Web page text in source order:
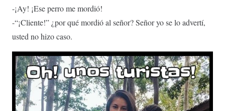
-¡Ay! ¡Ese perro me mordió!
-“¡Cliente!” ¿por qué mordió al señor? Señor yo se lo advertí,
usted no hizo caso.